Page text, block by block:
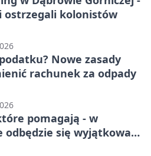
ostrzegali kolonistów
Nowe zasady
rachunek za odpady
pomagają - w
odbędzie się wyjątkowa